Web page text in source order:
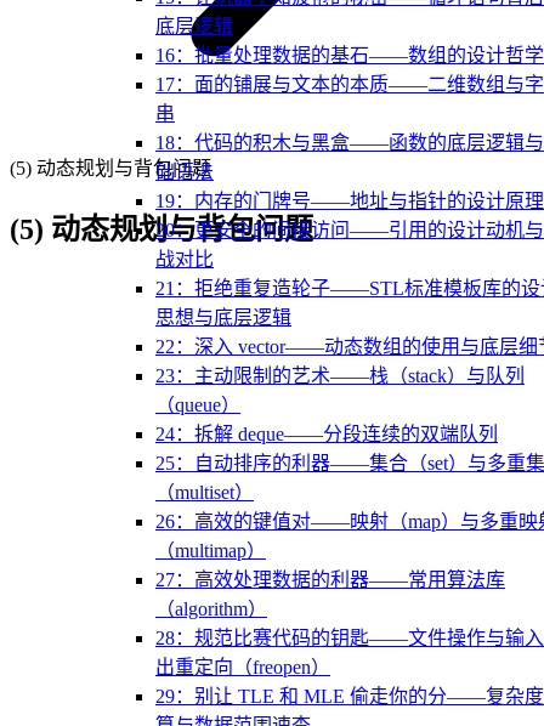
底层逻辑
16：批量处理数据的基石——数组的设计哲学
17：面的铺展与文本的本质——二维数组与
串
18：代码的积木与黑盒——函数的底层逻辑
础语法
19：内存的门牌号——地址与指针的设计原理
20：更安全的间接访问——引用的设计动机
战对比
21：拒绝重复造轮子——STL标准模板库的设
思想与底层逻辑
22：深入 vector——动态数组的使用与底层细
23：主动限制的艺术——栈（stack）与队列
（queue）
24：拆解 deque——分段连续的双端队列
25：自动排序的利器——集合（set）与多重
（multiset）
26：高效的键值对——映射（map）与多重映
（multimap）
27：高效处理数据的利器——常用算法库
（algorithm）
28：规范比赛代码的钥匙——文件操作与输
出重定向（freopen）
29：别让 TLE 和 MLE 偷走你的分——复杂
(5) 动态规划与背包问题
(5) 动态规划与背包问题